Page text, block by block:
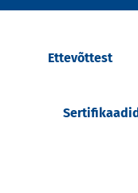
Ettevõttest